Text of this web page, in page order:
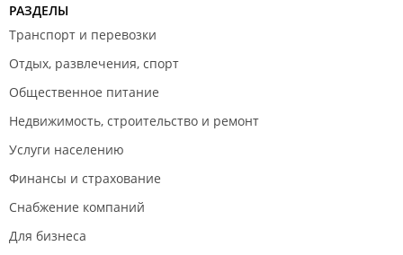
РАЗДЕЛЫ
Транспорт и перевозки
Отдых, развлечения, спорт
Общественное питание
Недвижимость, строительство и ремонт
Услуги населению
Финансы и страхование
Снабжение компаний
Для бизнеса